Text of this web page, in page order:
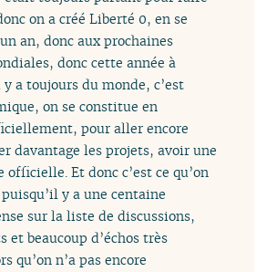
on a créé Liberté 0, en se
an, donc aux prochaines
donc cette année à
a toujours du monde, c’est
on se constitue en
pour aller encore
davantage les projets, avoir une
officielle. Et donc c’est ce qu’on
y a une centaine
sur la liste de discussions,
et beaucoup d’échos très
qu’on n’a pas encore